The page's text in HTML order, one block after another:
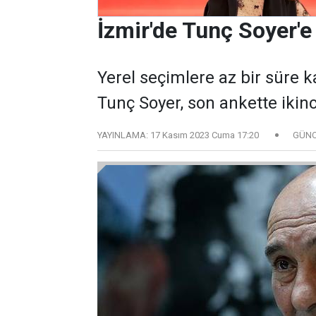
İzmir'de Tunç
Yerel seçimlere az bir süre
Tunç Soyer, son ankette
YAYINLAMA: 17 Kasım 2023 Cuma 17:20